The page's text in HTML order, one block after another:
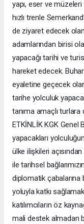
yapı, eser ve
hızlı trenle
de ziyaret edecek
adamlarından birisi
yapacağı tarihi ve
hareket edecek.
eyaletine geçecek
tarihe yolculuk
tanıma amaçlı turlara
ETKİNLİK KGK Genel
yapacakları
ülke ilişkileri
ile tarihsel
diplomatik
yoluyla katkı
katılımcıların öz
mali destek almadan